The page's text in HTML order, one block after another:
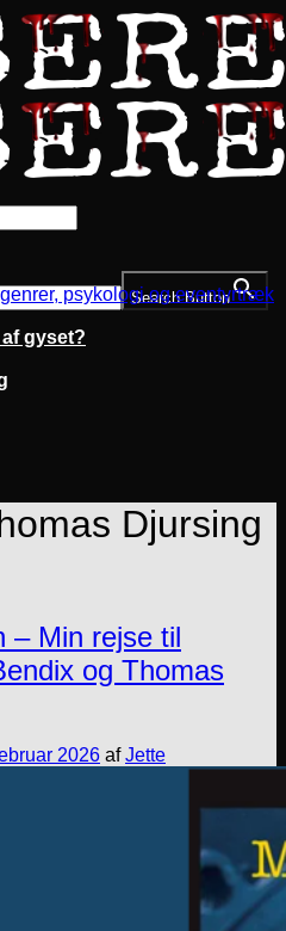
Search Button
psykologi og eventyrtræk
gyset?
Djursing
– Min rejse til
og Thomas
2026 afJette